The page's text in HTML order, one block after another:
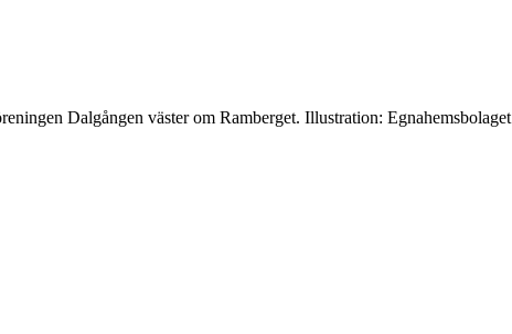
Dalgången väster om Ramberget. Illustration: Egnahemsbolaget